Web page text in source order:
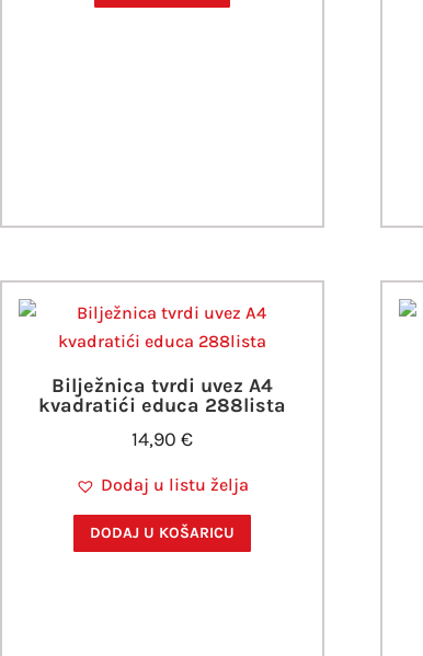
Bilježnica tvrdi uvez A4
kvadratići educa 288lista
14,90€
Dodaj u listu želja
DODAJ U KOŠARICU